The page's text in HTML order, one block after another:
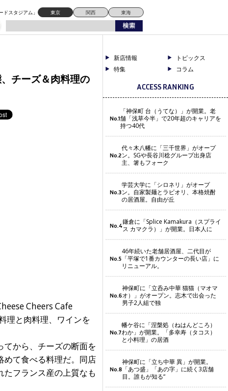
スタジアム」 東京 関西 東海
チーズ＆肉料理の
Cheers Cafe
理と肉料理、ワインを
から、チーズの断面を
めて食べる料理だ。同店
たフランス産の上質なも
新店情報
トピックス
特集
コラム
ACCESS RANKING
No.1
「神保町 台（うてな）」が開業。老
舗「浅草今半」で20年超のキャリアを
持つ40代
No.2
代々木八幡に「三千世界」がオープ
ン。SGや長谷川稔グループ出身店
主、箸もフォーク
No.3
学芸大学に「シロネリ」がオープ
ン。自家製麺とラビオリ、本格焼酎
の居酒屋。自由が丘
No.4鎌倉に「Splice Kamakura（スプライ
ス カマクラ）」が開業。日本人に
No.5
46年続いた老舗居酒屋、二代目が
「平塚で1番カウンターの長い店」に
リニューアル。
No.6
神保町に「立呑み中華 猫猫（マオマ
オ）」がオープン。志木で出会った
男子2人組で独
No.7
幡ケ谷に「涅槃処（ねはんどころ）
わか」が開業。「多幸寿（タコス）
と小料理」の居酒
No.8
神保町に「立ち中華 異」が開業。
「あつ盛」「あの字」に続く3店舗
目。誰もが知る“